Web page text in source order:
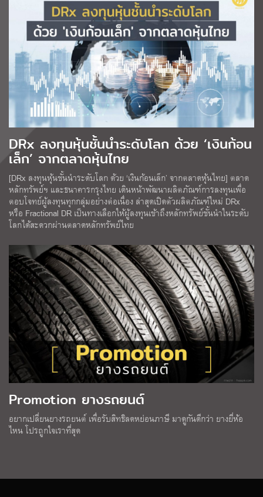
DRx ลงทุนหุ้นชั้นนำระดับโลก ด้วย ‘เงินก้อน
เล็ก’ จากตลาดหุ้นไทย
[DRx ลงทุนหุ้นชั้นนำระดับโลก ด้วย ‘เงินก้อนเล็ก’ จากตลาดหุ้นไทย] ตลาด
หลักทรัพย์ฯ และธนาคารกรุงไทย เดินหน้าพัฒนาผลิตภัณฑ์การลงทุนเพื่อ
ตอบโจทย์ผู้ลงทุนทุกกลุ่มอย่างต่อเนื่อง ล่าสุดเปิดตัวผลิตภัณฑ์ใหม่ DRx
หรือ Fractional DR เป็นทางเลือกให้ผู้ลงทุนเข้าถึงหลักทรัพย์ชั้นนำในระดับ
โลกได้สะดวกผ่านตลาดหลักทรัพย์ไทย
Promotion ยางรถยนต์
อยากเปลี่ยนยางรถยนต์ เพื่อรับสิทธิลดหย่อนภาษี มาดูกันดีกว่า ยางยี่ห้อ
ไหน โปรถูกใจเราที่สุด